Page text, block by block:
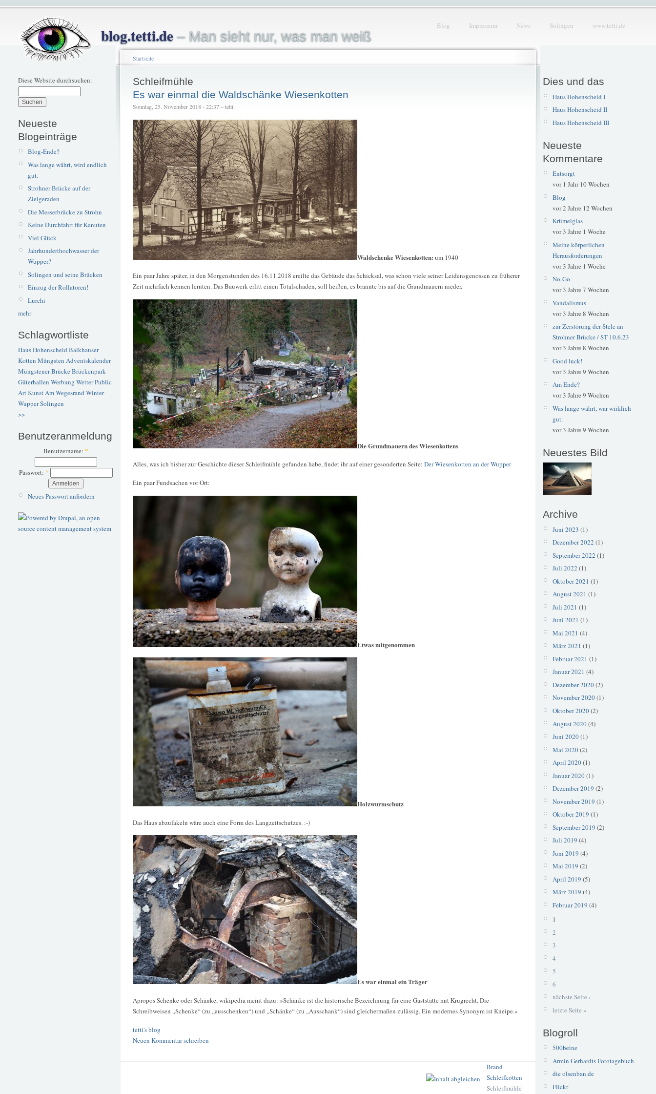
blog.tetti.de– Man sieht nur, was man weiß
Blog Impressum News Solingen www.tetti.de
Diese Website durchsuchen:
Neueste
Blogeinträge
Blog-Ende?
Was lange währt, wird endlich
gut.
Strohner Brücke auf der
Zielgeraden
Die Messerbrücke zu Strohn
Keine Durchfahrt für Kanuten
Viel Glück
Jahrhunderthochwasser der
Wupper?
Solingen und seine Brücken
Einzug der Rollatoren!
Lurchi
mehr
Schlagwortliste
Haus Hohenscheid Balkhauser
Kotten Müngsten Adventskalender
Müngstener BrückeBrückenpark
Güterhallen Werbung WetterPublic
ArtKunstAm Wegesrand Winter
WupperSolingen
>>
Benutzeranmeldung
Benutzername: *
Passwort: *
Neues Passwort anfordern
Startseite
Schleifmühle
Es war einmal die Waldschänke Wiesenkotten
Sonntag, 25. November 2018 - 22:37 – tetti
Waldschenke Wiesenkotten: um 1940
Ein paar Jahre später, in den Morgenstunden des 16.11.2018 ereilte das Gebäude das Schicksal, was schon viele seiner Leidensgenossen zu früherer
Zeit mehrfach kennen lernten. Das Bauwerk erlitt einen Totalschaden, soll heißen, es brannte bis auf die Grundmauern nieder.
Die Grundmauern des Wiesenkottens
Alles, was ich bisher zur Geschichte dieser Schleifmühle gefunden habe, findet ihr auf einer gesonderten Seite: Der Wiesenkotten an der Wupper
Ein paar Fundsachen vor Ort:
Etwas mitgenommen
Holzwurmschutz
Das Haus abzufakeln wäre auch eine Form des Langzeitschutzes. :-)
Es war einmal ein Träger
Apropos Schenke oder Schänke, wikipedia meint dazu: »Schänke ist die historische Bezeichnung für eine Gaststätte mit Krugrecht. Die
Schreibweisen „Schenke“ (zu „ausschenken“) und „Schänke“ (zu „Ausschank“) sind gleichermaßen zulässig. Ein modernes Synonym ist Kneipe.«
tetti's blog
Neuen Kommentar schreiben
Brand
Schleifkotten
Schleifmühle
Dies und das
Haus Hohenscheid I
Haus Hohenscheid II
Haus Hohenscheid III
Neueste
Kommentare
Entsorgt
vor 1 Jahr 10 Wochen
Blog
vor 2 Jahre 12 Wochen
Krümelglas
vor 3 Jahre 1 Woche
Meine körperlichen
Herausforderungen
vor 3 Jahre 1 Woche
No-Go
vor 3 Jahre 7 Wochen
Vandalismus
vor 3 Jahre 8 Wochen
zur Zerstörung der Stele an
Strohner Brücke / ST 10.6.23
vor 3 Jahre 8 Wochen
Good luck!
vor 3 Jahre 9 Wochen
Am Ende?
vor 3 Jahre 9 Wochen
Was lange währt, war wirklich
gut.
vor 3 Jahre 9 Wochen
Neuestes Bild
Archive
Juni 2023 (1)
Dezember 2022 (1)
September 2022 (1)
Juli 2022 (1)
Oktober 2021 (1)
August 2021 (1)
Juli 2021 (1)
Juni 2021 (1)
Mai 2021 (4)
März 2021 (1)
Februar 2021 (1)
Januar 2021 (4)
Dezember 2020(2)
November 2020(1)
Oktober 2020(2)
August 2020(4)
Juni 2020(1)
Mai 2020(2)
April 2020(1)
Januar 2020(1)
Dezember 2019 (2)
November 2019 (1)
Oktober 2019 (1)
September 2019 (2)
Juli 2019 (4)
Juni 2019 (4)
Mai 2019 (2)
April 2019 (5)
März 2019 (4)
Februar 2019 (4)
1
2
3
4
5
6
nächste Seite ›
letzte Seite »
Blogroll
500beine
Armin Gerhardts Fototagebuch
die olsenban.de
Flickr